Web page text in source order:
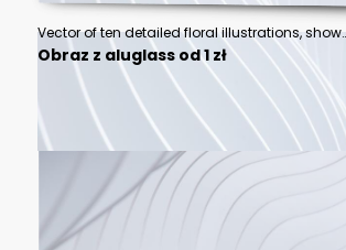
Vector of ten detailed floral
Obraz z aluglass od 1 zł